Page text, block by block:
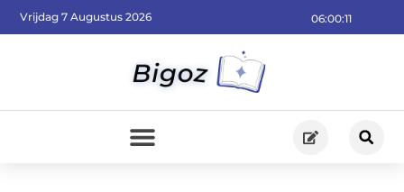
06:00:13
Vrijdag 7 Augustus 2026